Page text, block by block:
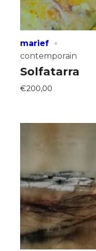
marief ·
contemporain
Solfatarra
€200,00